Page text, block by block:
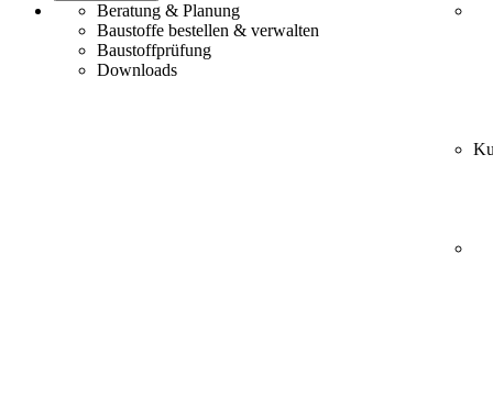
Beratung & Planung
Baustoffe bestellen & verwalten
Baustoffprüfung
Downloads